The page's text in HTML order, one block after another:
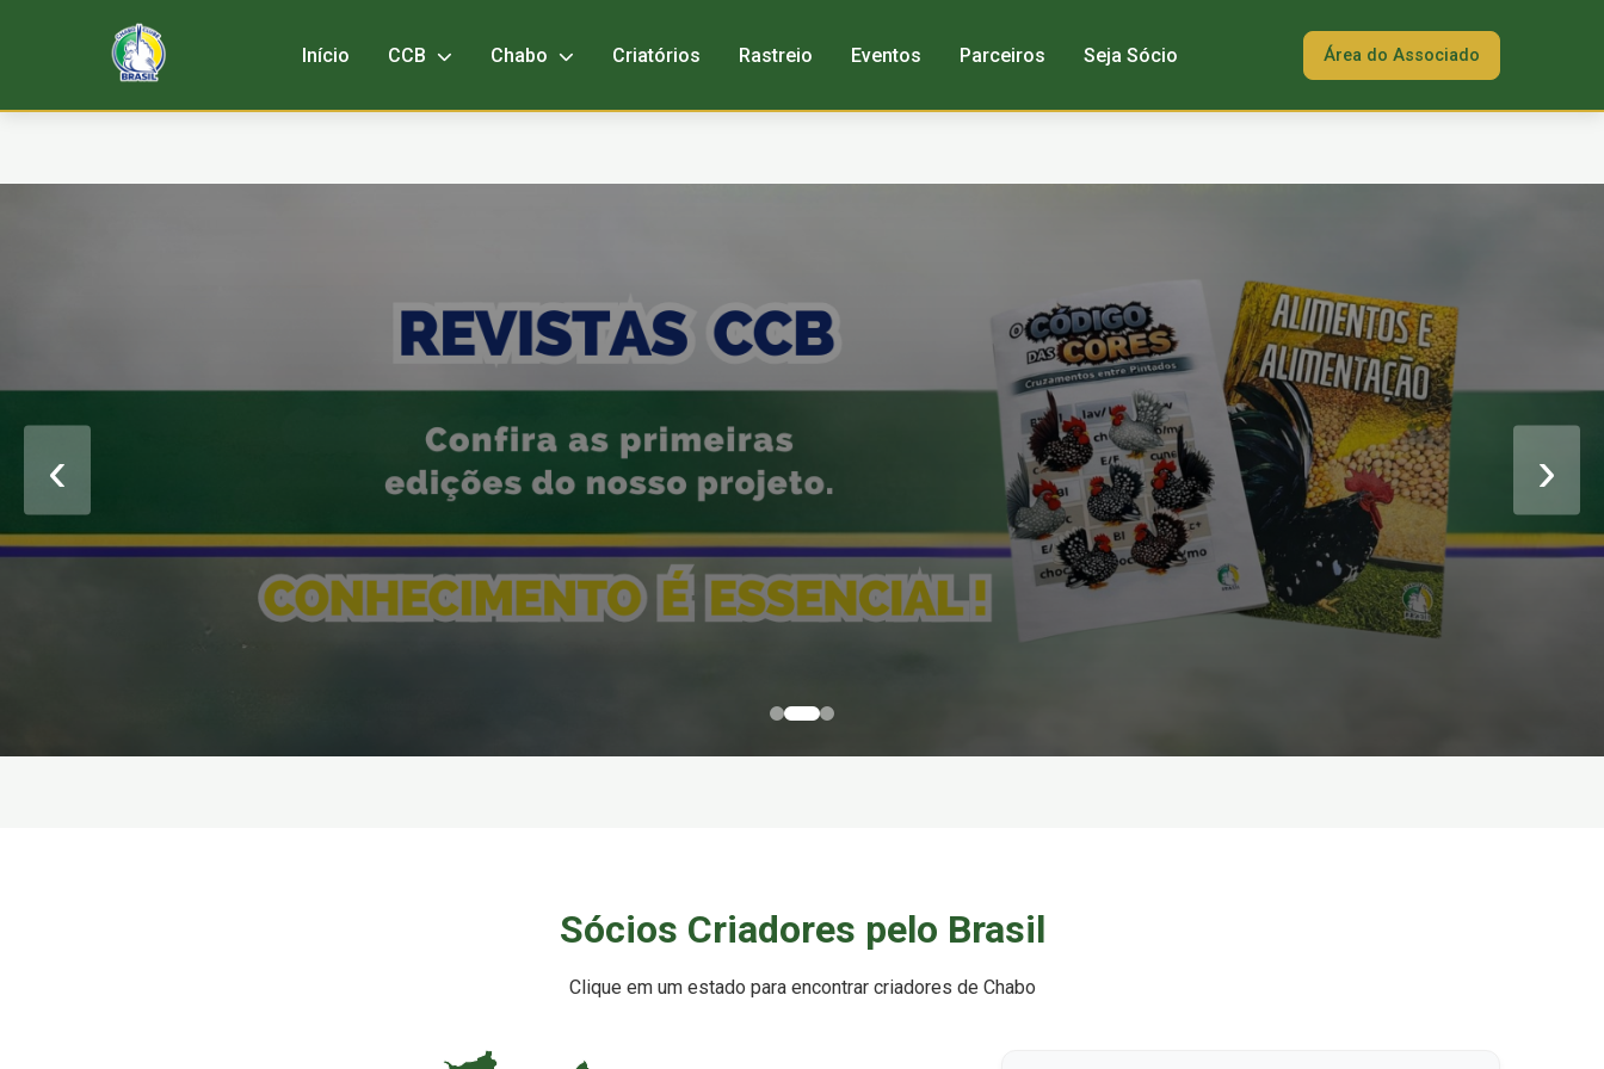
Início CCB Chabo Criatórios Rastreio Eventos Parceiros Seja Sócio Área do Associado
‹ ›
Sócios Criadores pelo Brasil
Clique em um estado para encontrar criadores de Chabo